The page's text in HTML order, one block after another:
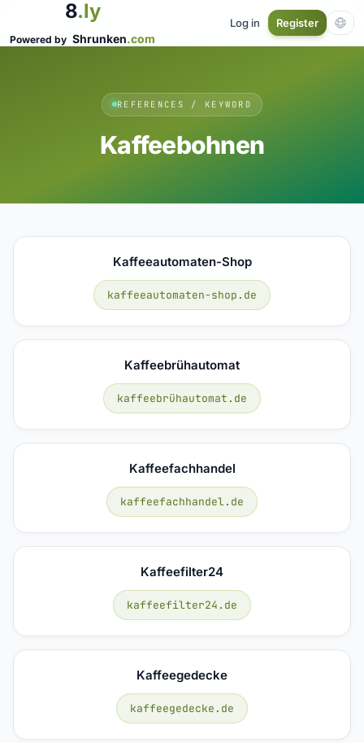
8.ly
Powered by Shrunken.com
Log in Register
REFERENCES / KEYWORD
Kaffeebohnen
Kaffeeautomaten-Shop
kaffeeautomaten-shop.de
Kaffeebrühautomat
kaffeebrühautomat.de
Kaffeefachhandel
kaffeefachhandel.de
Kaffeefilter24
kaffeefilter24.de
Kaffeegedecke
kaffeegedecke.de